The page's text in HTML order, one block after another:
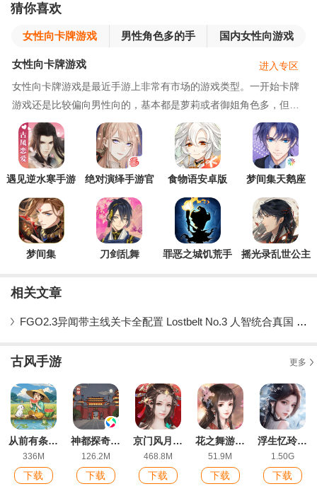
猜你喜欢
女性向卡牌游戏
男性角色多的手
国内女性向游戏
女性向卡牌游戏
女性向卡牌游戏是最近手游上非常有市场的游戏类型。一开始卡牌
游戏还是比较偏向男性向的，基本都是萝莉或者御姐角色多，但是
随着女性玩家的消费力和影响力的提升，不少女性向卡牌游戏也不
断地在出现，有乙女向的，有一些古风唯美风格的，还有一些充斥
着帅哥角色的，基本都是为女孩子们服务的女性向卡牌游戏，今天
腾飞小编整合了不少女性向卡牌游
进入专区
遇见逆水寒手游
绝对演绎手游官
食物语安卓版 梦间集天鹅座
梦间集 刀剑乱舞
罪恶之城饥荒手
摇光录乱世公主
相关文章
FGO2.3异闻带主线关卡全配置 Lostbelt No.3 人智统合真国 红之月下美人配置攻略
古风手游 更多
从前有条街手游最新版
336M
下载
神都探奇手游官方版
126.2M
下载
京门风月最新版
468.8M
下载
花之舞游戏最新版
51.9M
下载
浮生忆玲珑官方版
1.50G
下载